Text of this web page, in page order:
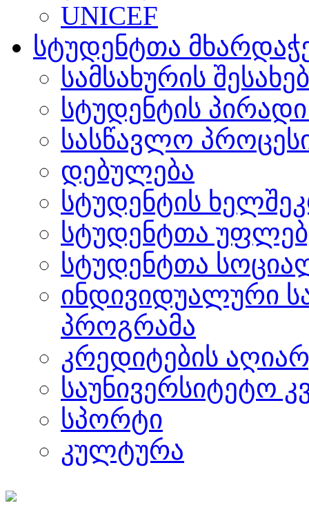
UNICEF
სტუდენტთა
სამსახურის შესახებ
სტუდენტის
სასწავლო
დებულება
სტუდენტის
სტუდენტთა
სტუდენტთა
ინდივიდუალური
პროგრამა
კრედიტების
საუნივერსიტეტო
სპორტი
კულტურა